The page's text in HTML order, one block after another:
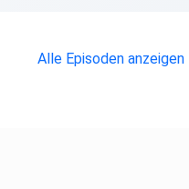
Alle Episoden anzeigen